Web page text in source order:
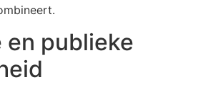
en publieke